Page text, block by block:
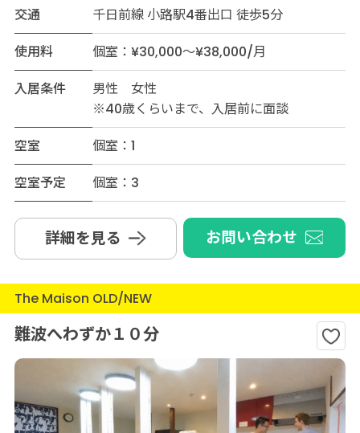
交通
千日前線 小路駅4番出口 徒歩5分
使用料
個室：¥30,000～¥38,000/月
入居条件
男性 女性
※40歳くらいまで、入居前に面談
空室
個室：1
空室予定
個室：3
詳細を見る お問い合わせ
The Maison OLD/NEW
難波へわずか１０分